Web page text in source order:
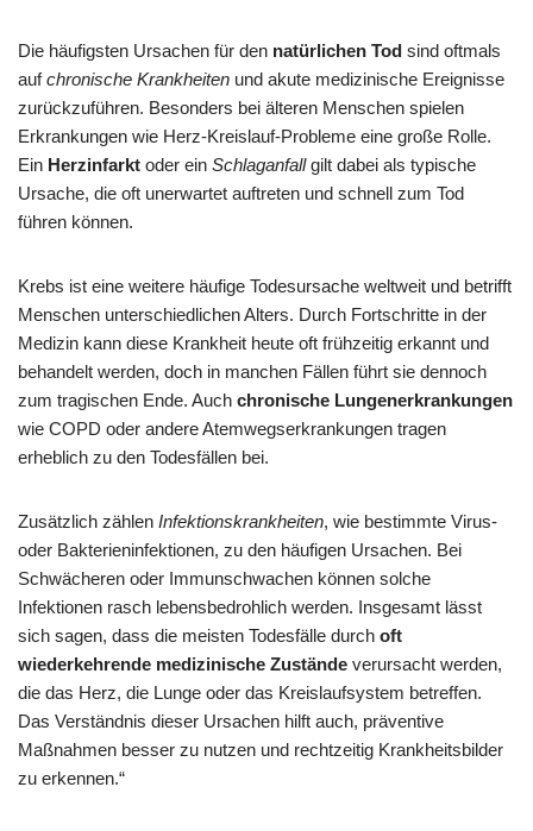
Die häufigsten Ursachen für den natürlichen Tod sind oftmals
aufchronische Krankheiten und akute medizinische Ereignisse
zurückzuführen. Besonders bei älteren Menschen spielen
Erkrankungen wie Herz-Kreislauf-Probleme eine große Rolle.
Ein Herzinfarkt oder ein Schlaganfallgilt dabei als typische
Ursache, die oft unerwartet auftreten und schnell zum Tod
führen können.
Krebs ist eine weitere häufige Todesursache weltweit und betrifft
Menschen unterschiedlichen Alters. Durch Fortschritte in der
Medizin kann diese Krankheit heute oft frühzeitig erkannt und
behandelt werden, doch in manchen Fällen führt sie dennoch
zum tragischen Ende. Auch chronische Lungenerkrankungen
wie COPD oder andere Atemwegserkrankungen tragen
erheblich zu den Todesfällen bei.
Zusätzlich zählen Infektionskrankheiten, wie bestimmte Virus-
oder Bakterieninfektionen, zu den häufigen Ursachen. Bei
Schwächeren oder Immunschwachen können solche
Infektionen rasch lebensbedrohlich werden. Insgesamt lässt
sich sagen, dass die meisten Todesfälle durch oft
wiederkehrende medizinische Zustände verursacht werden,
die das Herz, die Lunge oder das Kreislaufsystem betreffen.
Das Verständnis dieser Ursachen hilft auch, präventive
Maßnahmen besser zu nutzen und rechtzeitig Krankheitsbilder
zu erkennen.“